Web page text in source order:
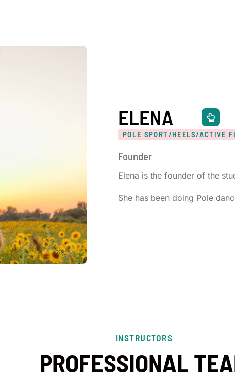
ELENA
POLE SPORT/HEELS/ACTIVE
Founder
Elena is the founder of the
She has been doing Pole
INSTRUCTORS
PROFESSIONAL